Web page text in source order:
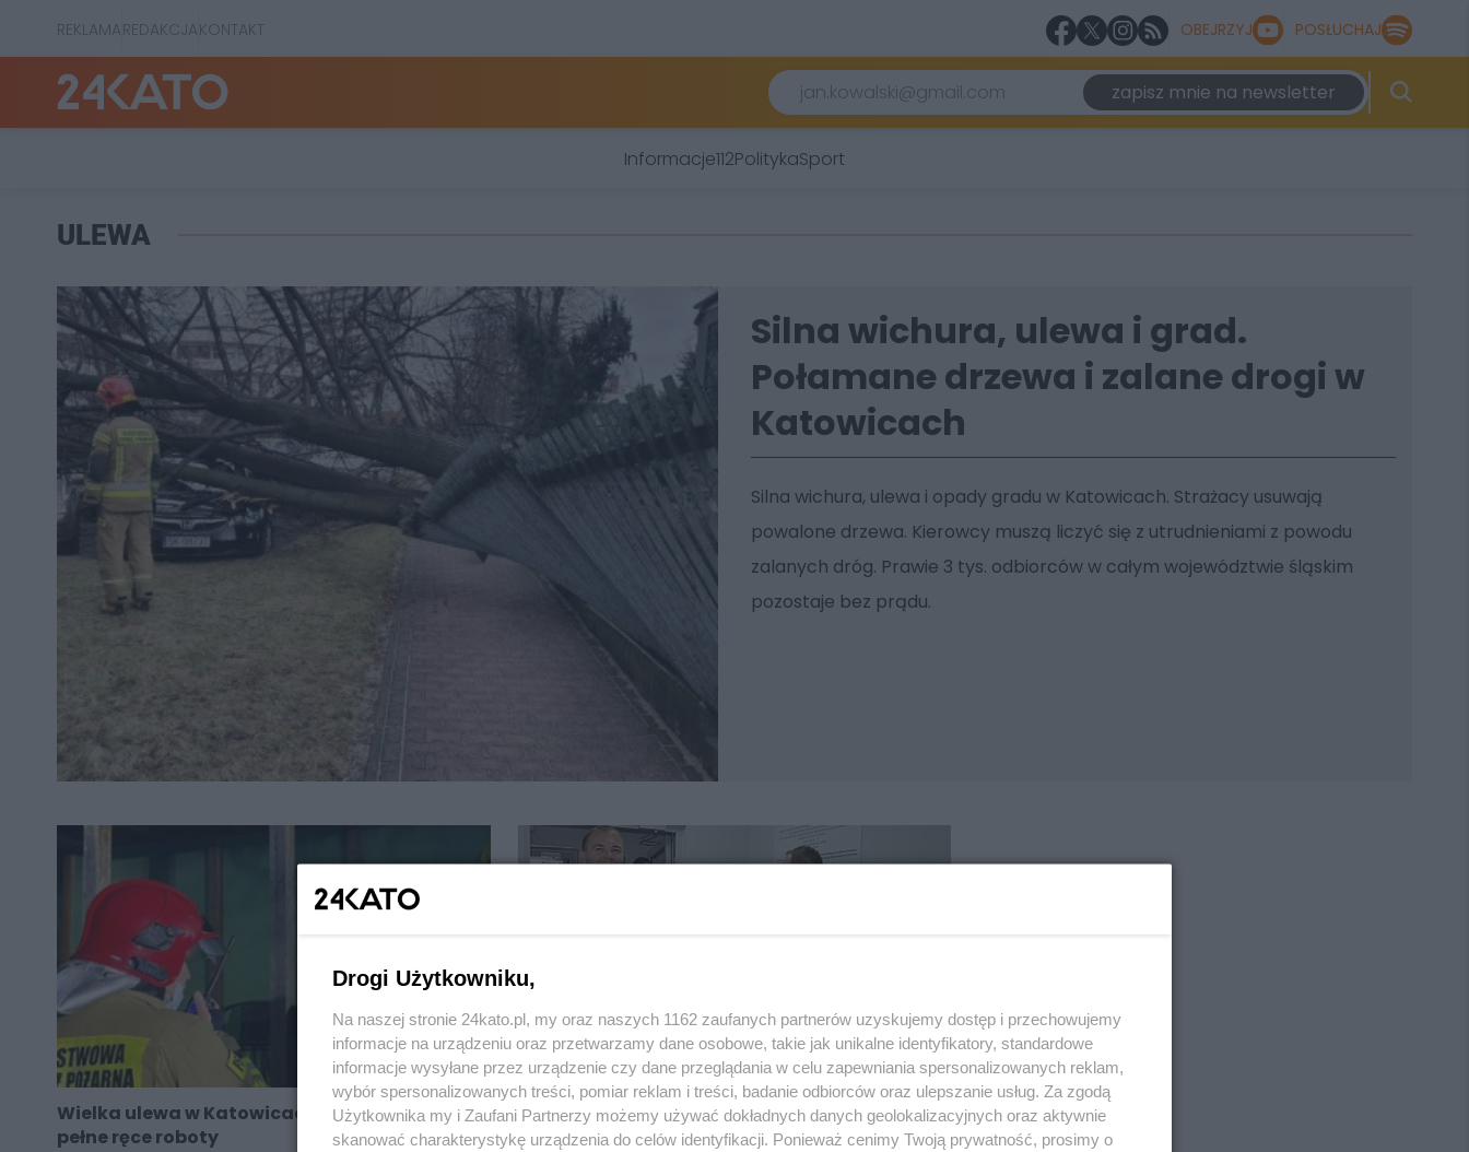
REKLAMAREDAKCJAKONTAKT OBEJRZYJ POSŁUCHAJ
zapisz mnie na newsletter
Informacje112PolitykaSport
ULEWA
Silna wichura, ulewa i grad.
Połamane drzewa i zalane drogi w
Katowicach
Silna wichura, ulewa i opady gradu w Katowicach. Strażacy usuwają
powalone drzewa. Kierowcy muszą liczyć się z utrudnieniami z powodu
zalanych dróg. Prawie 3 tys. odbiorców w całym województwie śląskim
pozostaje bez prądu.
Wielka ulewa w Katowicach. Strażacy mają
pełne ręce roboty
Trwa budowa nowego wiaduktu na DK86
Drogi Użytkowniku,
Na naszej stronie 24kato.pl, my oraz naszych 1162 zaufanych partnerów uzyskujemy dostęp i przechowujemy
informacje na urządzeniu oraz przetwarzamy dane osobowe, takie jak unikalne identyfikatory, standardowe
informacje wysyłane przez urządzenie czy dane przeglądania w celu zapewniania spersonalizowanych reklam,
wybór spersonalizowanych treści, pomiar reklam i treści, badanie odbiorców oraz ulepszanie usług. Za zgodą
Użytkownika my i Zaufani Partnerzy możemy używać dokładnych danych geolokalizacyjnych oraz aktywnie
skanować charakterystykę urządzenia do celów identyfikacji. Ponieważ cenimy Twoją prywatność, prosimy o